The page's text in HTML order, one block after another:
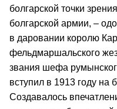
болгарской точки
болгарской армии, –
в даровании королю
фельдмаршальского
звания шефа
вступил в 1913 году на
Создавалось